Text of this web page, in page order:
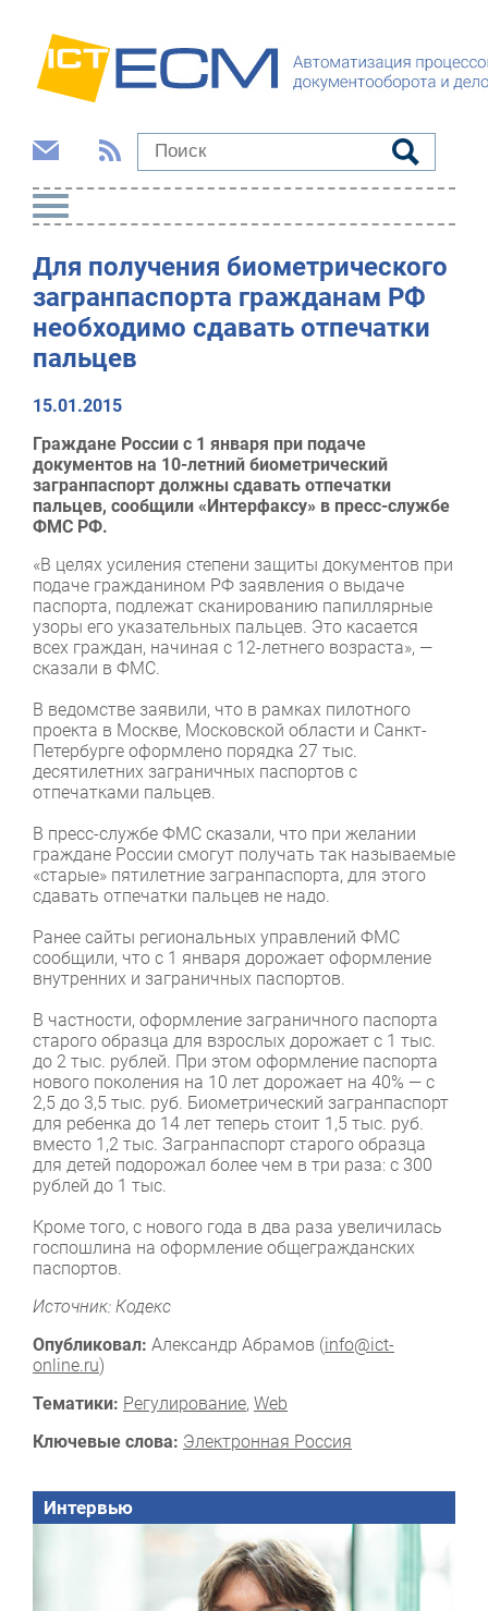
Для получения биометрического
загранпаспорта гражданам РФ
необходимо сдавать отпечатки
пальцев
15.01.2015
Граждане России с 1 января при подаче
документов на 10-летний биометрический
загранпаспорт должны сдавать отпечатки
пальцев, сообщили «Интерфаксу» в пресс-службе
ФМС РФ.
«В целях усиления степени защиты документов при
подаче гражданином РФ заявления о выдаче
паспорта, подлежат сканированию папиллярные
узоры его указательных пальцев. Это касается
всех граждан, начиная с 12-летнего возраста», —
сказали в ФМС.
В ведомстве заявили, что в рамках пилотного
проекта в Москве, Московской области и Санкт-
Петербурге оформлено порядка 27 тыс.
десятилетних заграничных паспортов с
отпечатками пальцев.
В пресс-службе ФМС сказали, что при желании
граждане России смогут получать так называемые
«старые» пятилетние загранпаспорта, для этого
сдавать отпечатки пальцев не надо.
Ранее сайты региональных управлений ФМС
сообщили, что с 1 января дорожает оформление
внутренних и заграничных паспортов.
В частности, оформление заграничного паспорта
старого образца для взрослых дорожает с 1 тыс.
до 2 тыс. рублей. При этом оформление паспорта
нового поколения на 10 лет дорожает на 40% — с
2,5 до 3,5 тыс. руб. Биометрический загранпаспорт
для ребенка до 14 лет теперь стоит 1,5 тыс. руб.
вместо 1,2 тыс. Загранпаспорт старого образца
для детей подорожал более чем в три раза: с 300
рублей до 1 тыс.
Кроме того, с нового года в два раза увеличилась
госпошлина на оформление общегражданских
паспортов.
Источник: Кодекс
Опубликовал: Александр Абрамов (info@ict-
online.ru)
Тематики: Регулирование, Web
Ключевые слова: Электронная Россия
Интервью